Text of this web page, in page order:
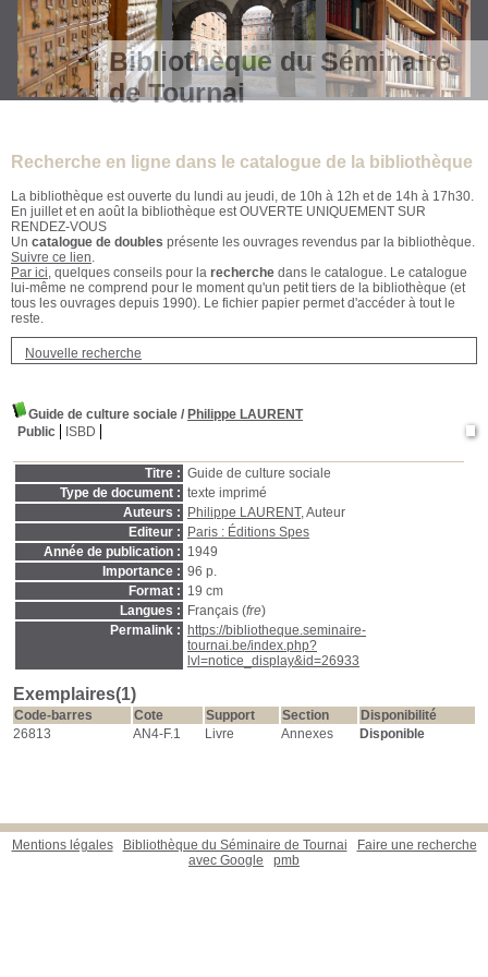
Bibliothèque du Séminaire
de Tournai
Recherche en ligne dans le catalogue de la bibliothèque
La bibliothèque est ouverte du lundi au jeudi, de 10h à 12h et de 14h à 17h30.
En juillet et en août la bibliothèque est OUVERTE UNIQUEMENT SUR
RENDEZ-VOUS
Un catalogue de doubles présente les ouvrages revendus par la bibliothèque.
Suivre ce lien.
Par ici, quelques conseils pour la recherche dans le catalogue. Le catalogue
lui-même ne comprend pour le moment qu'un petit tiers de la bibliothèque (et
tous les ouvrages depuis 1990). Le fichier papier permet d'accéder à tout le
reste.
Nouvelle recherche
Guide de culture sociale / Philippe LAURENT
Public
ISBD
Titre : Guide de culture sociale
Type de document : texte imprimé
Auteurs :
Philippe LAURENT, Auteur
Editeur :
Paris : Éditions Spes
Année de publication : 1949
Importance : 96 p.
Format : 19 cm
Langues :
Français (fre)
Permalink :
https://bibliotheque.seminaire-
tournai.be/index.php?
lvl=notice_display&id=26933
Exemplaires(1)
Code-barres Cote Support Section
Disponibilité
26813
AN4-F.1 Livre Annexes Disponible
Mentions légales Bibliothèque du Séminaire de Tournai
Faire une recherche
avec Google
pmb